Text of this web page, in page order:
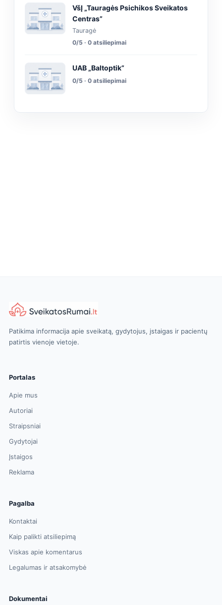
VšĮ „Tauragės Psichikos Sveikatos
Centras”
Tauragė
0/5 · 0 atsiliepimai
UAB „Baltoptik”
0/5 · 0 atsiliepimai
Patikima informacija apie sveikatą, gydytojus, įstaigas ir pacientų
patirtis vienoje vietoje.
Portalas
Apie mus
Autoriai
Straipsniai
Gydytojai
Įstaigos
Reklama
Pagalba
Kontaktai
Kaip palikti atsiliepimą
Viskas apie komentarus
Legalumas ir atsakomybė
Dokumentai